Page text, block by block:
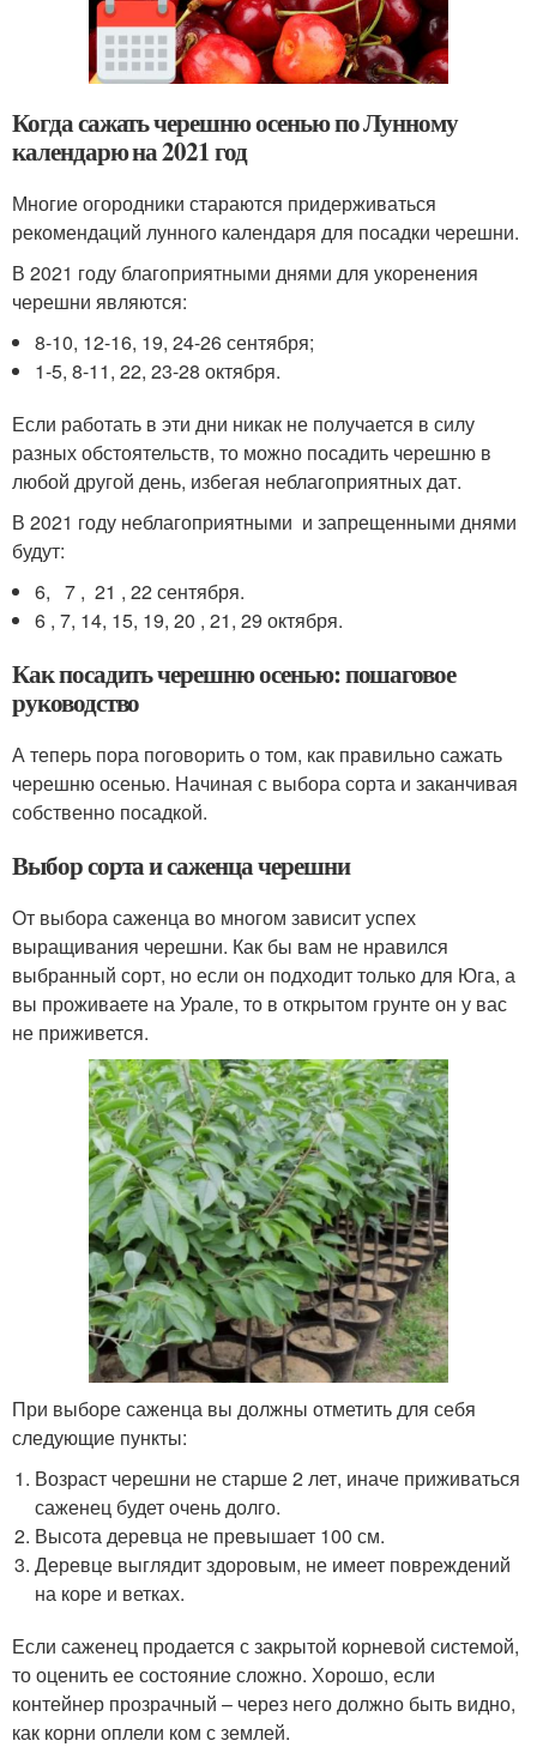
Когда сажать черешню осенью по Лунному
календарю на 2021 год
Многие огородники стараются придерживаться
рекомендаций лунного календаря для посадки черешни.
В 2021 году благоприятными днями для укоренения
черешни являются:
8-10, 12-16, 19, 24-26 сентября;
1-5, 8-11, 22, 23-28 октября.
Если работать в эти дни никак не получается в силу
разных обстоятельств, то можно посадить черешню в
любой другой день, избегая неблагоприятных дат.
В 2021 году неблагоприятными и запрещенными днями
будут:
6, 7 , 21 , 22 сентября.
6 , 7, 14, 15, 19, 20 , 21, 29 октября.
Как посадить черешню осенью: пошаговое
руководство
А теперь пора поговорить о том, как правильно сажать
черешню осенью. Начиная с выбора сорта и заканчивая
собственно посадкой.
Выбор сорта и саженца черешни
От выбора саженца во многом зависит успех
выращивания черешни. Как бы вам не нравился
выбранный сорт, но если он подходит только для Юга, а
вы проживаете на Урале, то в открытом грунте он у вас
не приживется.
При выборе саженца вы должны отметить для себя
следующие пункты:
Возраст черешни не старше 2 лет, иначе приживаться
саженец будет очень долго.
Высота деревца не превышает 100 см.
Деревце выглядит здоровым, не имеет повреждений
на коре и ветках.
Если саженец продается с закрытой корневой системой,
то оценить ее состояние сложно. Хорошо, если
контейнер прозрачный – через него должно быть видно,
как корни оплели ком с землей.